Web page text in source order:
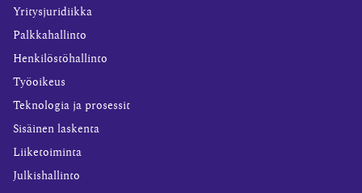
Yritysjuridiikka
Palkkahallinto
Henkilöstöhallinto
Työoikeus
Teknologia ja prosessit
Sisäinen laskenta
Liiketoiminta
Julkishallinto